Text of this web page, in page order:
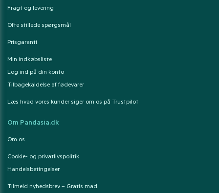
Fragt og levering
Ofte stillede spørgsmål
Prisgaranti
Min indkøbsliste
Log ind på din konto
Tilbagekaldelse af fødevarer
Læs hvad vores kunder siger om os på Trustpilot
Om Pandasia.dk
Om os
Cookie- og privatlivspolitik
Handelsbetingelser
Tilmeld nyhedsbrev – Gratis mad